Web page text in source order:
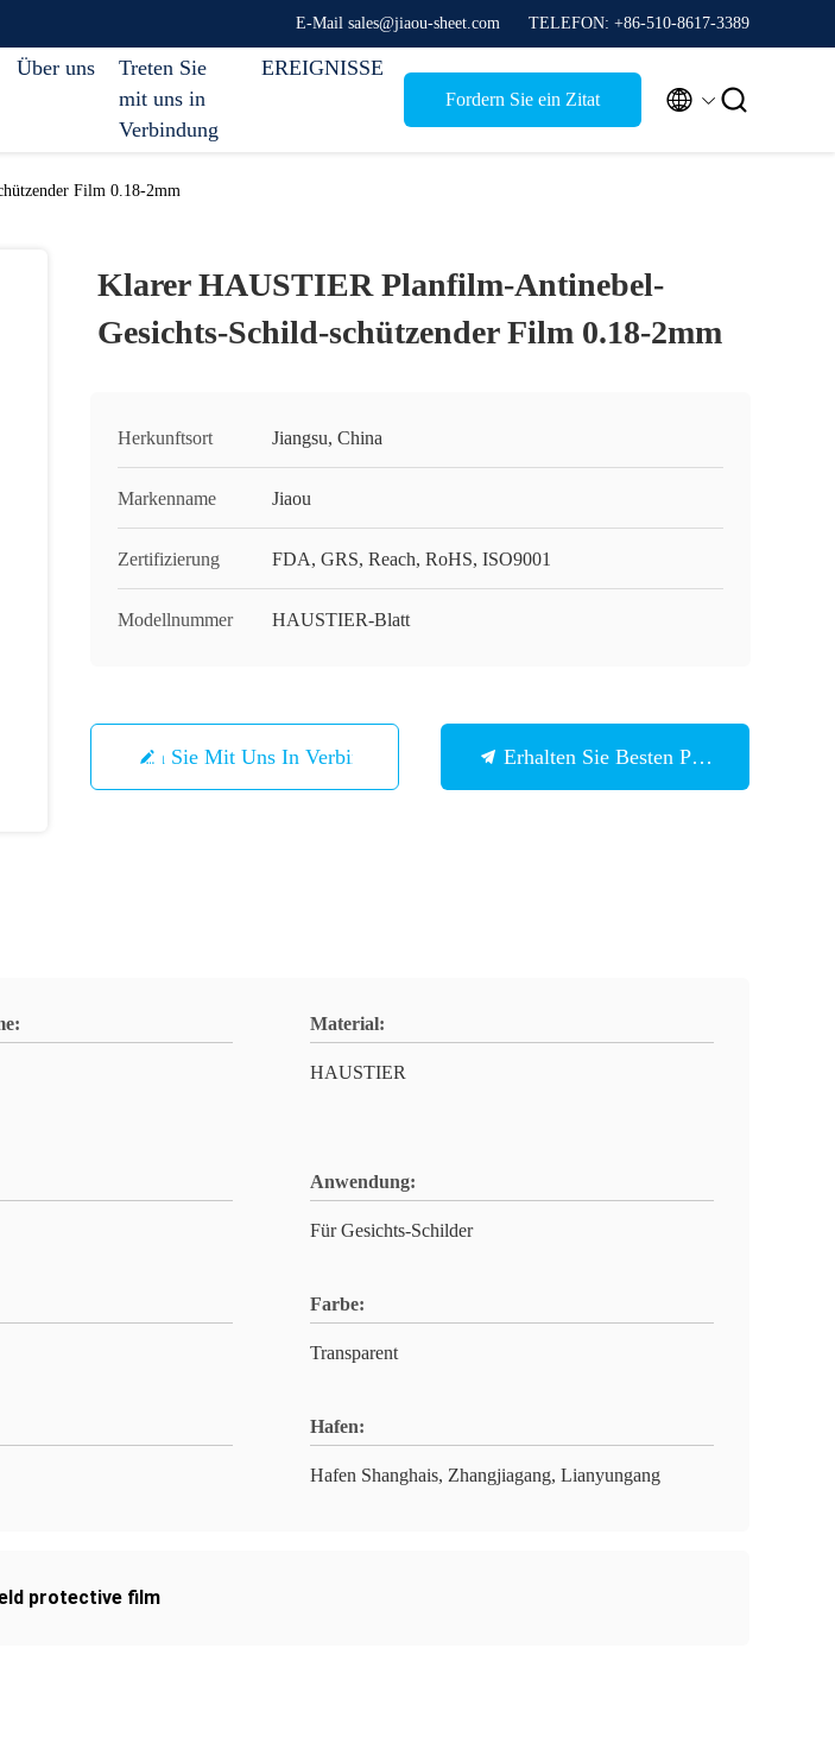
E-Mail sales@jiaou-sheet.com TELEFON: +86-510-8617-3389
Über uns
Treten Sie
mit uns in
Verbindung
EREIGNISSE
Fordern Sie ein Zitat  
Film 0.18-2mm
Klarer HAUSTIER Planfilm-Antinebel-
Gesichts-Schild-schützender Film 0.18-2mm
Herkunftsort Jiangsu, China
Markenname Jiaou
Zertifizierung FDA, GRS, Reach, RoHS, ISO9001
Modellnummer HAUSTIER-Blatt
Treten Sie Mit Uns In Verbindung Erhalten Sie Besten Preis
Material:
HAUSTIER
Anwendung:
Für Gesichts-Schilder
Farbe:
Transparent
Hafen:
Hafen Shanghais, Zhangjiagang, Lianyungang
protective film